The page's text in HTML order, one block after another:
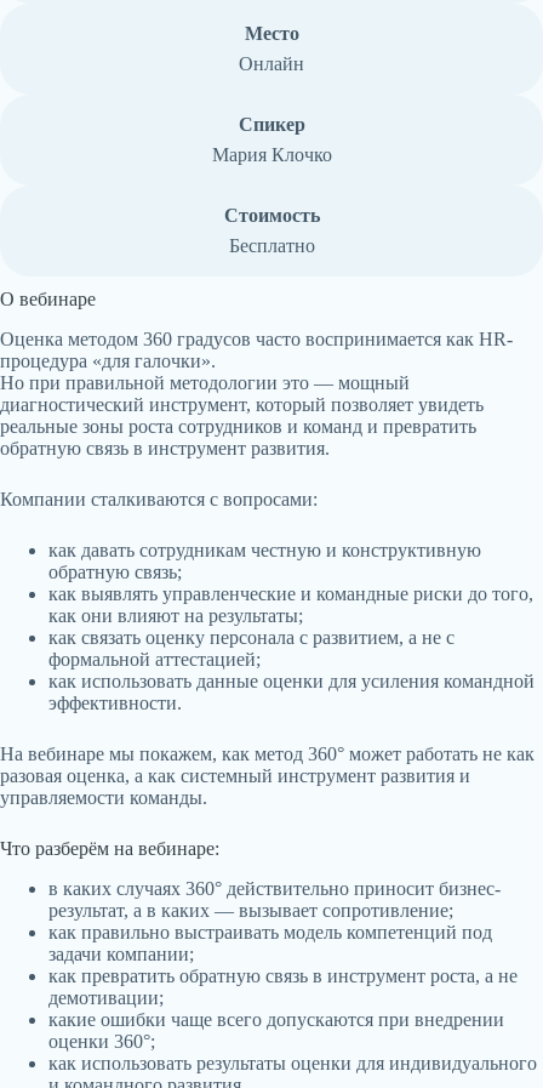
Место
Онлайн
Спикер
Мария Клочко
Стоимость
Бесплатно
О вебинаре
Оценка методом 360 градусов часто воспринимается как HR-
процедура «для галочки».
Но при правильной методологии это — мощный
диагностический инструмент, который позволяет увидеть
реальные зоны роста сотрудников и команд и превратить
обратную связь в инструмент развития.
Компании сталкиваются с вопросами:
как давать сотрудникам честную и конструктивную
обратную связь;
как выявлять управленческие и командные риски до того,
как они влияют на результаты;
как связать оценку персонала с развитием, а не с
формальной аттестацией;
как использовать данные оценки для усиления командной
эффективности.
На вебинаре мы покажем, как метод 360° может работать не как
разовая оценка, а как системный инструмент развития и
управляемости команды.
Что разберём на вебинаре:
в каких случаях 360° действительно приносит бизнес-
результат, а в каких — вызывает сопротивление;
как правильно выстраивать модель компетенций под
задачи компании;
как превратить обратную связь в инструмент роста, а не
демотивации;
какие ошибки чаще всего допускаются при внедрении
оценки 360°;
как использовать результаты оценки для индивидуального